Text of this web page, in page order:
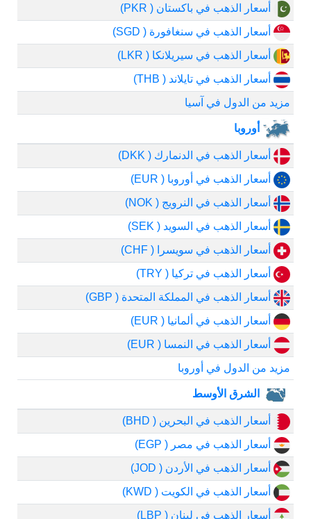
أسعار الذهب في باكستان ( PKR)
أسعار الذهب في سنغافورة ( SGD)
أسعار الذهب في سيريلانكا ( LKR)
أسعار الذهب في تايلاند ( THB)
مزيد من الدول في آسيا
أوروبا
أسعار الذهب في الدنمارك ( DKK)
أسعار الذهب في أوروبا ( EUR)
أسعار الذهب في النرويج ( NOK)
أسعار الذهب في السويد ( SEK)
أسعار الذهب في سويسرا ( CHF)
أسعار الذهب في تركيا ( TRY)
أسعار الذهب في المملكة المتحدة ( GBP)
أسعار الذهب في ألمانيا ( EUR)
أسعار الذهب في النمسا ( EUR)
مزيد من الدول في أوروبا
الشرق الأوسط
أسعار الذهب في البحرين ( BHD)
أسعار الذهب في مصر ( EGP)
أسعار الذهب في الأردن ( JOD)
أسعار الذهب في الكويت ( KWD)
أسعار الذهب في لبنان ( LBP)